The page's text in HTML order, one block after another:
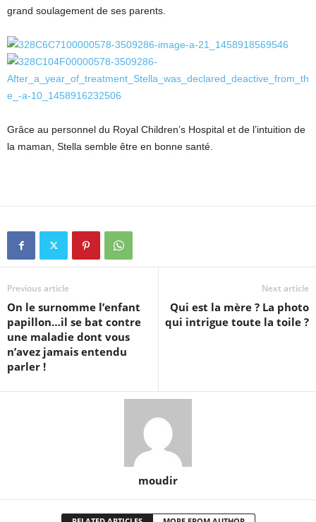
grand soulagement de ses parents.
Grâce au personnel du Royal Children’s Hospital et de l’intuition de
la maman, Stella semble être en bonne santé.
Previous article
On le surnomme l’enfant
papillon…il se bat contre
une maladie dont vous
n’avez jamais entendu
parler !
Next article
Qui est la mère ? La photo
qui intrigue toute la toile ?
moudir